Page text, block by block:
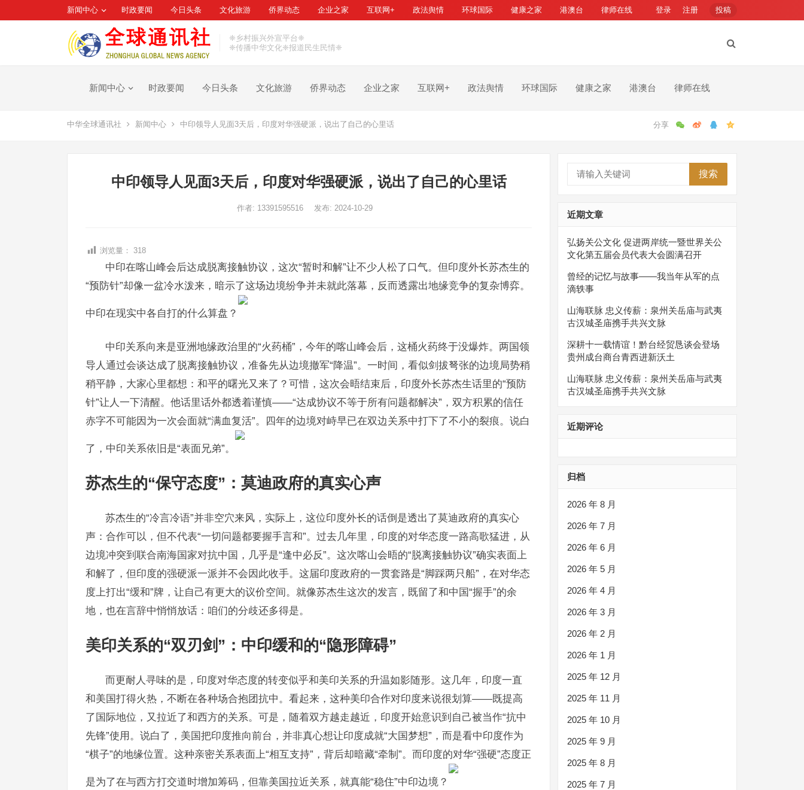
新闻中心 时政要闻 今日头条 文化旅游 侨界动态 企业之家 互联网+ 政法舆情 环球国际 健康之家 港澳台 律师在线 登录 注册 投稿
❈乡村振兴外宣平台❈
❈传播中华文化❈报道民生民情❈
新闻中心 时政要闻 今日头条 文化旅游 侨界动态 企业之家 互联网+ 政法舆情 环球国际 健康之家 港澳台 律师在线
中华全球通讯社 新闻中心 中印领导人见面3天后，印度对华强硬派，说出了自己的心里话
中印领导人见面3天后，印度对华强硬派，说出了自己的心里话
作者: 13391595516 发布: 2024-10-29
浏览量： 318
中印在喀山峰会后达成脱离接触协议，这次“暂时和解”让不少人松了口气。但印度外长苏杰生的
“预防针”却像一盆冷水泼来，暗示了这场边境纷争并未就此落幕，反而透露出地缘竞争的复杂博弈。
中印在现实中各自打的什么算盘？
中印关系向来是亚洲地缘政治里的“火药桶”，今年的喀山峰会后，这桶火药终于没爆炸。两国领
导人通过会谈达成了脱离接触协议，准备先从边境撤军“降温”。一时间，看似剑拔弩张的边境局势稍
稍平静，大家心里都想：和平的曙光又来了？可惜，这次会晤结束后，印度外长苏杰生话里的“预防
针”让人一下清醒。他话里话外都透着谨慎——“达成协议不等于所有问题都解决”，双方积累的信任
赤字不可能因为一次会面就“满血复活”。四年的边境对峙早已在双边关系中打下了不小的裂痕。说白
了，中印关系依旧是“表面兄弟”。
苏杰生的“保守态度”：莫迪政府的真实心声
苏杰生的“冷言冷语”并非空穴来风，实际上，这位印度外长的话倒是透出了莫迪政府的真实心
声：合作可以，但不代表“一切问题都要握手言和”。过去几年里，印度的对华态度一路高歌猛进，从
边境冲突到联合南海国家对抗中国，几乎是“逢中必反”。这次喀山会晤的“脱离接触协议”确实表面上
和解了，但印度的强硬派一派并不会因此收手。这届印度政府的一贯套路是“脚踩两只船”，在对华态
度上打出“缓和”牌，让自己有更大的议价空间。就像苏杰生这次的发言，既留了和中国“握手”的余
地，也在言辞中悄悄放话：咱们的分歧还多得是。
美印关系的“双刃剑”：中印缓和的“隐形障碍”
而更耐人寻味的是，印度对华态度的转变似乎和美印关系的升温如影随形。这几年，印度一直
和美国打得火热，不断在各种场合抱团抗中。看起来，这种美印合作对印度来说很划算——既提高
了国际地位，又拉近了和西方的关系。可是，随着双方越走越近，印度开始意识到自己被当作“抗中
先锋”使用。说白了，美国把印度推向前台，并非真心想让印度成就“大国梦想”，而是看中印度作为
“棋子”的地缘位置。这种亲密关系表面上“相互支持”，背后却暗藏“牵制”。而印度的对华“强硬”态度正
是为了在与西方打交道时增加筹码，但靠美国拉近关系，就真能“稳住”中印边境？
搜索
近期文章
弘扬关公文化 促进两岸统一暨世界关公
文化第五届会员代表大会圆满召开
曾经的记忆与故事——我当年从军的点
滴轶事
山海联脉 忠义传薪：泉州关岳庙与武夷
古汉城圣庙携手共兴文脉
深耕十一载情谊！黔台经贸恳谈会登场
贵州成台商台青西进新沃土
山海联脉 忠义传薪：泉州关岳庙与武夷
古汉城圣庙携手共兴文脉
近期评论
归档
2026 年 8 月
2026 年 7 月
2026 年 6 月
2026 年 5 月
2026 年 4 月
2026 年 3 月
2026 年 2 月
2026 年 1 月
2025 年 12 月
2025 年 11 月
2025 年 10 月
2025 年 9 月
2025 年 8 月
2025 年 7 月